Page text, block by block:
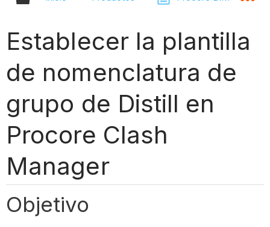
Establecer la plantilla
de nomenclatura de
grupo de Distill en
Procore Clash
Manager
Objetivo